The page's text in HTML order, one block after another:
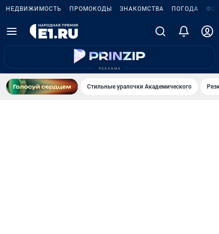
НЕДВИЖИМОСТЬ ПРОМОКОДЫ ЗНАКОМСТВА ПОГОДА
Стильные уралочки Академического